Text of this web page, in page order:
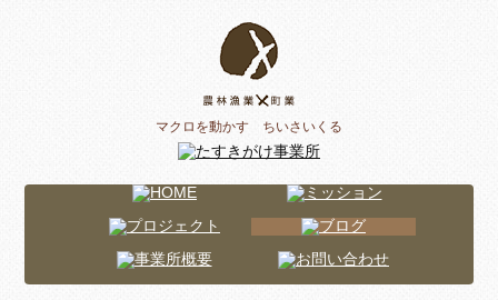
マクロを動かす ちいさいくる